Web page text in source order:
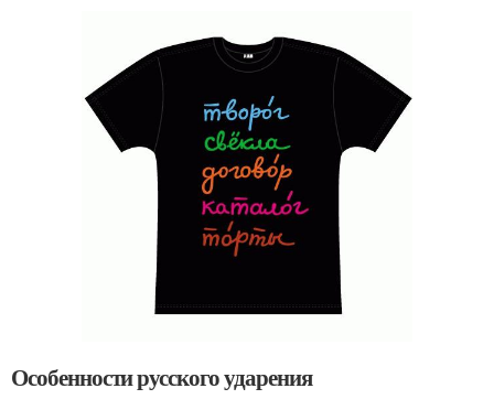
Особенности русского ударения